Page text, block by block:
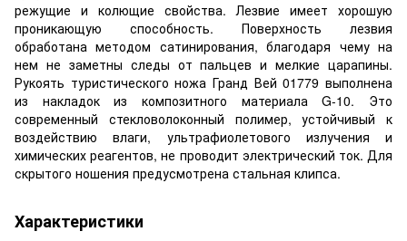
режущие и колющие свойства. Лезвие имеет хорошую
проникающую способность. Поверхность лезвия
обработана методом сатинирования, благодаря чему на
нем не заметны следы от пальцев и мелкие царапины.
Рукоять туристического ножа Гранд Вей 01779 выполнена
из накладок из композитного материала G-10. Это
современный стекловолоконный полимер, устойчивый к
воздействию влаги, ультрафиолетового излучения и
химических реагентов, не проводит электрический ток. Для
скрытого ношения предусмотрена стальная клипса.
Характеристики